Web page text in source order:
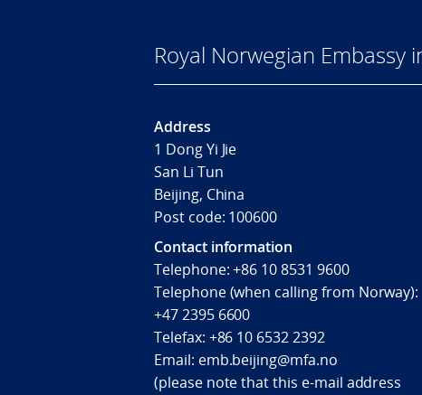
Royal Norwegian Embassy
Address
1 Dong Yi Jie
San Li Tun
Beijing, China
Post code: 100600
Contact information
Telephone:+86 10 8531 9600
Telephone (when calling from Norway):
+47 2395 6600
Telefax: +86 10 6532 2392
Email: emb.beijing@mfa.no
(please note that this e-mail address